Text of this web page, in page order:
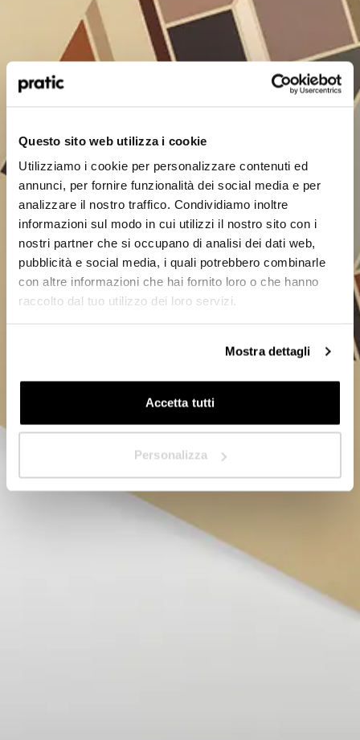
Questo sito web utilizza i cookie
Utilizziamo i cookie per personalizzare contenuti ed
annunci, per fornire funzionalità dei social media e per
analizzare il nostro traffico. Condividiamo inoltre
informazioni sul modo in cui utilizzi il nostro sito con i
nostri partner che si occupano di analisi dei dati web,
pubblicità e social media, i quali potrebbero combinarle
con altre informazioni che hai fornito loro o che hanno
raccolto dal tuo utilizzo dei loro servizi.
Mostra dettagli
Accetta tutti
Personalizza
Avanti
HoReCa
Designer/Progettista
Privato
Rivenditore